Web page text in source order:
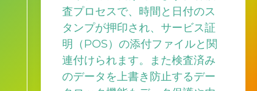
査プロセスで、時間と日付のス
タンプが押印され、サービス証
明（POS）の添付ファイルと関
連付けられます。また検査済み
のデータを上書き防止するデー